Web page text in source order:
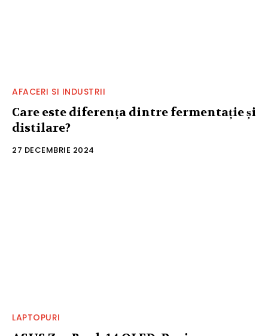
AFACERI SI INDUSTRII
Care este diferența dintre fermentație și
distilare?
27 DECEMBRIE 2024
LAPTOPURI